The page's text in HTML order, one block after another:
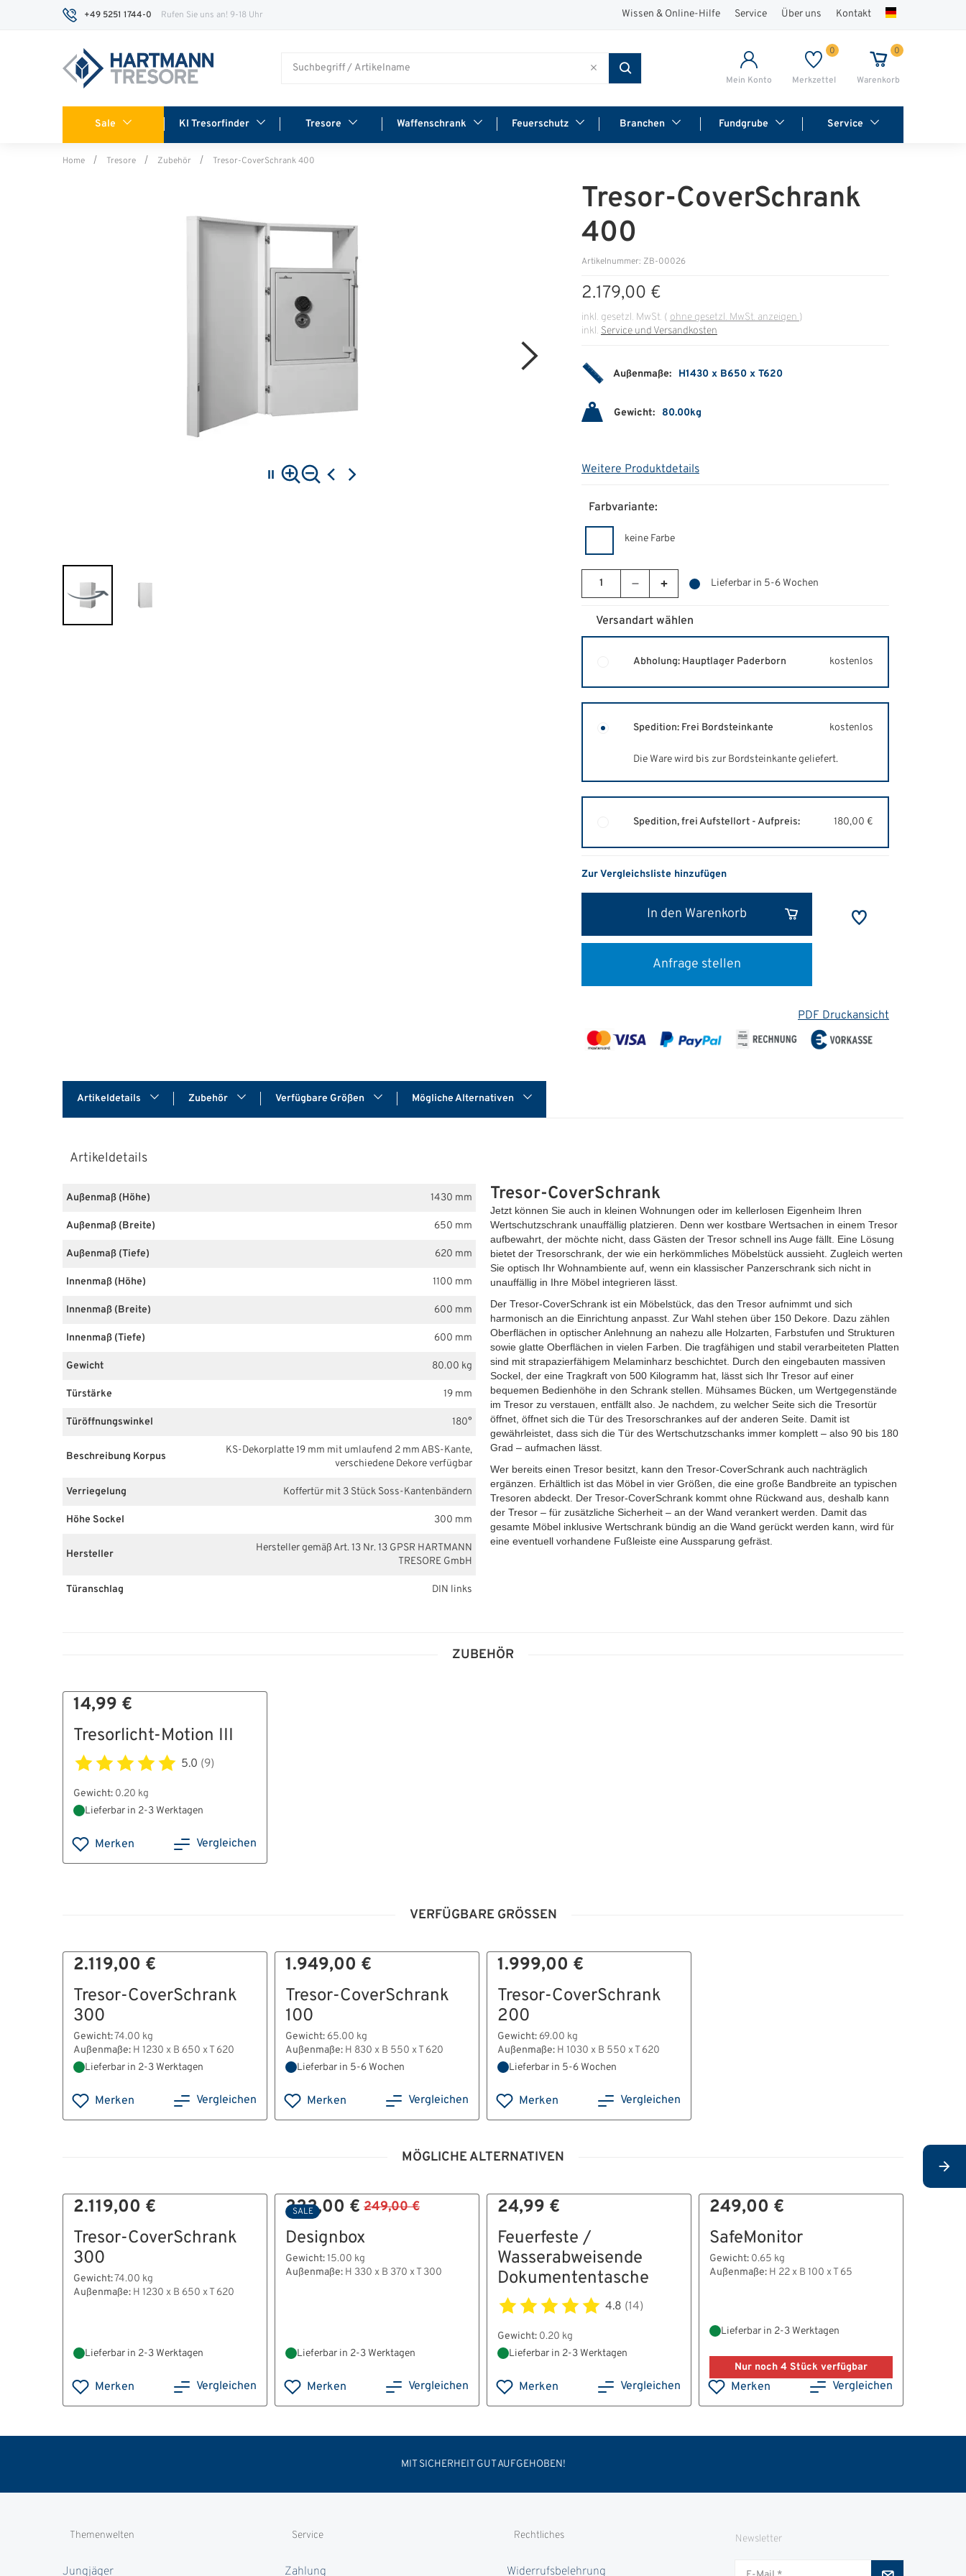
+49 5251 1744-0 Rufen Sie uns an! 9-18 Uhr Wissen & Online-Hilfe Service Über uns Kontakt
Mein Konto
0
Merkzettel
0
Warenkorb
Sale KI Tresorfinder Tresore Waffenschrank Feuerschutz Branchen Fundgrube Service
Home Tresore Zubehör Tresor-CoverSchrank 400
Tresor-CoverSchrank
400
Artikelnummer: ZB-00026
2.179,00 €
inkl. gesetzl. MwSt. ( ohne gesetzl. MwSt. anzeigen )
inkl. Service und Versandkosten
Außenmaße: H1430 x B650 x T620
Gewicht: 80.00kg
Weitere Produktdetails
Farbvariante:
keine Farbe
Lieferbar in 5-6 Wochen
Versandart wählen
Abholung: Hauptlager Paderborn kostenlos
Spedition: Frei Bordsteinkante kostenlos
Die Ware wird bis zur Bordsteinkante geliefert.
Spedition, frei Aufstellort - Aufpreis: 180,00 €
Zur Vergleichsliste hinzufügen
In den Warenkorb
Anfrage stellen
PDF Druckansicht
Artikeldetails Zubehör Verfügbare Größen Mögliche Alternativen
Artikeldetails
Außenmaß (Höhe) 1430 mm
Außenmaß (Breite) 650 mm
Außenmaß (Tiefe) 620 mm
Innenmaß (Höhe) 1100 mm
Innenmaß (Breite) 600 mm
Innenmaß (Tiefe) 600 mm
Gewicht 80.00 kg
Türstärke 19 mm
Türöffnungswinkel 180°
Beschreibung Korpus
KS-Dekorplatte 19 mm mit umlaufend 2 mm ABS-Kante,
verschiedene Dekore verfügbar
Verriegelung Koffertür mit 3 Stück Soss-Kantenbändern
Höhe Sockel 300 mm
Hersteller
Hersteller gemäß Art. 13 Nr. 13 GPSR HARTMANN
TRESORE GmbH
Türanschlag DIN links
Tresor-CoverSchrank
Jetzt können Sie auch in kleinen Wohnungen oder im kellerlosen Eigenheim Ihren
Wertschutzschrank unauffällig platzieren. Denn wer kostbare Wertsachen in einem Tresor
aufbewahrt, der möchte nicht, dass Gästen der Tresor schnell ins Auge fällt. Eine Lösung
bietet der Tresorschrank, der wie ein herkömmliches Möbelstück aussieht. Zugleich werten
Sie optisch Ihr Wohnambiente auf, wenn ein klassischer Panzerschrank sich nicht in
unauffällig in Ihre Möbel integrieren lässt.
Der Tresor-CoverSchrank ist ein Möbelstück, das den Tresor aufnimmt und sich
harmonisch an die Einrichtung anpasst. Zur Wahl stehen über 150 Dekore. Dazu zählen
Oberflächen in optischer Anlehnung an nahezu alle Holzarten, Farbstufen und Strukturen
sowie glatte Oberflächen in vielen Farben. Die tragfähigen und stabil verarbeiteten Platten
sind mit strapazierfähigem Melaminharz beschichtet. Durch den eingebauten massiven
Sockel, der eine Tragkraft von 500 Kilogramm hat, lässt sich Ihr Tresor auf einer
bequemen Bedienhöhe in den Schrank stellen. Mühsames Bücken, um Wertgegenstände
im Tresor zu verstauen, entfällt also. Je nachdem, zu welcher Seite sich die Tresortür
öffnet, öffnet sich die Tür des Tresorschrankes auf der anderen Seite. Damit ist
gewährleistet, dass sich die Tür des Wertschutzschanks immer komplett – also 90 bis 180
Grad – aufmachen lässt.
Wer bereits einen Tresor besitzt, kann den Tresor-CoverSchrank auch nachträglich
ergänzen. Erhältlich ist das Möbel in vier Größen, die eine große Bandbreite an typischen
Tresoren abdeckt. Der Tresor-CoverSchrank kommt ohne Rückwand aus, deshalb kann
der Tresor – für zusätzliche Sicherheit – an der Wand verankert werden. Damit das
gesamte Möbel inklusive Wertschrank bündig an die Wand gerückt werden kann, wird für
eine eventuell vorhandene Fußleiste eine Aussparung gefräst.
ZUBEHÖR
14,99 €
Tresorlicht-Motion III
5.0 (9)
Gewicht: 0.20 kg
Lieferbar in 2-3 Werktagen
Merken Vergleichen
VERFÜGBARE GRÖSSEN
2.119,00 €
Tresor-CoverSchrank
300
Gewicht:74.00 kg
Außenmaße: H 1230 x B 650 x T 620
Lieferbar in 2-3 Werktagen
Merken Vergleichen
1.949,00 €
Tresor-CoverSchrank
100
Gewicht: 65.00 kg
Außenmaße: H 830 x B 550 x T 620
Lieferbar in 5-6 Wochen
Merken Vergleichen
1.999,00 €
Tresor-CoverSchrank
200
Gewicht: 69.00 kg
Außenmaße: H 1030 x B 550 x T 620
Lieferbar in 5-6 Wochen
Merken Vergleichen
MÖGLICHE ALTERNATIVEN
2.119,00 €
Tresor-CoverSchrank
300
Gewicht:74.00 kg
Außenmaße: H 1230 x B 650 x T 620
Lieferbar in 2-3 Werktagen
Merken Vergleichen
SALE
222,00 € 249,00 €
Designbox
Gewicht:15.00 kg
Außenmaße: H 330 x B 370 x T 300
Lieferbar in 2-3 Werktagen
Merken Vergleichen
24,99 €
Feuerfeste /
Wasserabweisende
Dokumententasche
4.8 (14)
Gewicht: 0.20 kg
Lieferbar in 2-3 Werktagen
Merken Vergleichen
249,00 €
SafeMonitor
Gewicht: 0.65 kg
Außenmaße: H 22 x B 100 x T 65
Lieferbar in 2-3 Werktagen
Nur noch 4 Stück verfügbar
Merken Vergleichen
MIT SICHERHEIT GUT AUFGEHOBEN!
Themenwelten
Jungjäger
Service
Zahlung
Rechtliches
Widerrufsbelehrung
Newsletter